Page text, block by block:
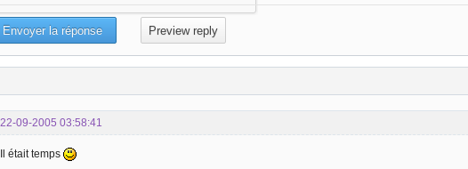
22-09-2005 03:58:41
Il était temps